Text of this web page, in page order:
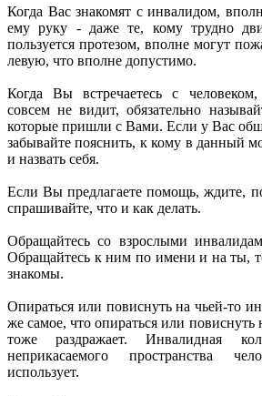
Когда Вас знакомят с инвалидом,
ему руку - даже те, кому трудно
пользуется протезом, вполне могут
левую, что вполне допустимо.
Когда Вы встречаетесь с
совсем не видит, обязательно
которые пришли с Вами. Если у Вас
забывайте пояснить, к кому в данный
и назвать себя.
Если Вы предлагаете помощь, ждите,
спрашивайте, что и как делать.
Обращайтесь со взрослыми
Обращайтесь к ним по имени и на ты,
знакомы.
Опираться или повиснуть на чьей-то
же самое, что опираться или повиснуть
тоже раздражает. Инвалидная
неприкасаемого пространства
использует.